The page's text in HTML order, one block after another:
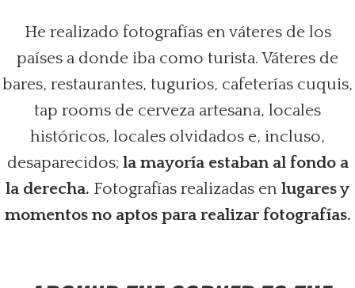
He realizado fotografías en váteres de los
países a donde iba como turista. Váteres de
bares, restaurantes, tugurios, cafeterías cuquis,
tap rooms de cerveza artesana, locales
históricos, locales olvidados e, incluso,
desaparecidos; la mayoría estaban al fondo a
la derecha. Fotografías realizadas en lugares y
momentos no aptos para realizar fotografías.